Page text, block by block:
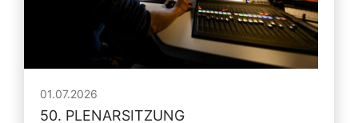
01.07.2026
50. PLENARSITZUNG